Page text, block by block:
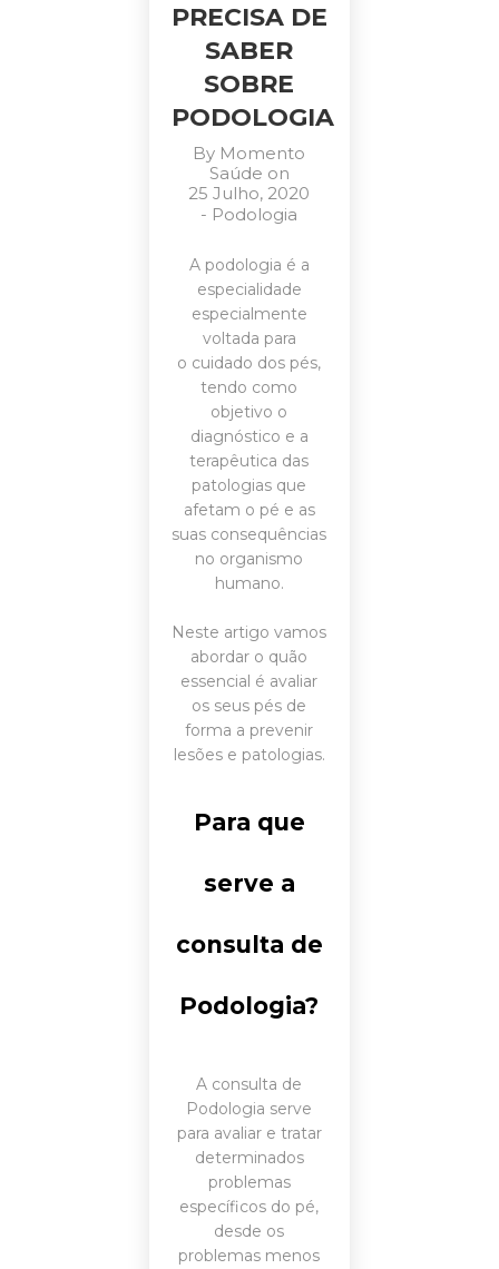
PRECISA DE
SABER
SOBRE
PODOLOGIA
By Momento
Saúde on
25 Julho, 2020
- Podologia
A podologia é a
especialidade
especialmente
voltada para
o cuidado dos pés,
tendo como
objetivo o
diagnóstico e a
terapêutica das
patologias que
afetam o pé e as
suas consequências
no organismo
humano.
Neste artigo vamos
abordar o quão
essencial é avaliar
os seus pés de
forma a prevenir
lesões e patologias.
Para que
serve a
consulta de
Podologia?
A consulta de
Podologia serve
para avaliar e tratar
determinados
problemas
específicos do pé,
desde os
problemas menos